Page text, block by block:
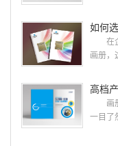
用目的
计经验
册设计
今天
广的专
在企
画册，
司，怎
何选
过硬
高档
画册
一目了